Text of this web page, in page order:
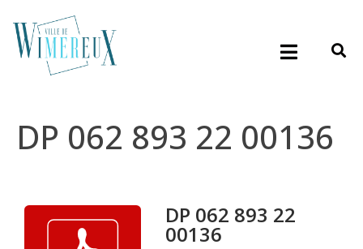
DP 062 893 22 00136
DP 062 893 22
00136